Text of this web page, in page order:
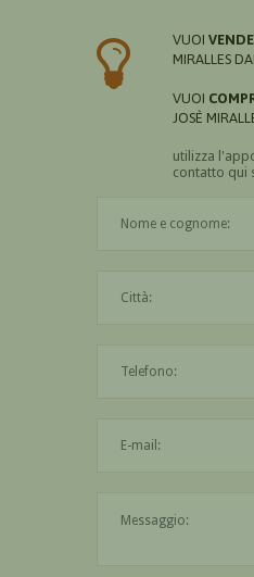
VUOI
MIRALLES
VUOI
JOSÈ
utilizza
contatto qui